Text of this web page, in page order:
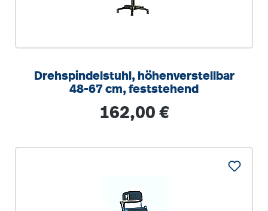
Drehspindelstuhl, höhenverstellbar
48-67 cm, feststehend
Regulärer Preis:
162,00 €